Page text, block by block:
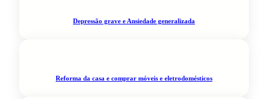
Depressão grave e Ansiedade generalizada
Reforma da casa e comprar móveis e eletrodomésticos